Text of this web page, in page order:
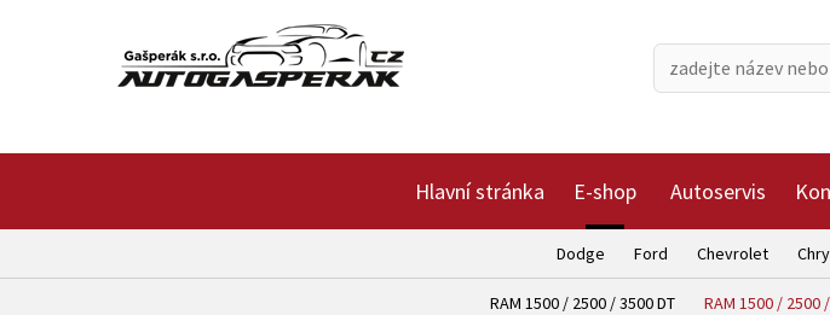
Hlavní stránka E-shop
Dodge Ford Chevrolet
RAM 1500 / 2500 / 3500 DT RAM 1500 / 2500
Autoservis